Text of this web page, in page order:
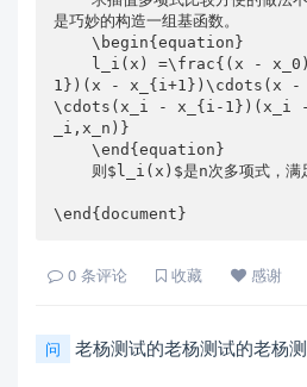
是巧妙的构造一组基函数。
    \begin{equation}
1})(x - x_{i+1})\cdots(x -
\cdots(x_i - x_{i-1})(x_i
_i,x_n)}
    \end{equation}
\end{document}
0 条评论 收藏 感谢
问 老杨测试的老杨测试的老杨